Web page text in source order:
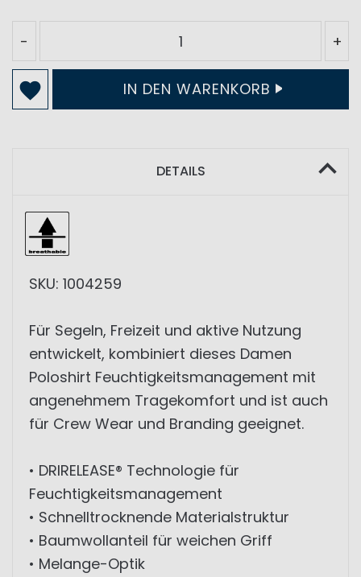
- +
IN DEN WARENKORB
DETAILS
SKU: 1004259
Für Segeln, Freizeit und aktive Nutzung
entwickelt, kombiniert dieses Damen
Poloshirt Feuchtigkeitsmanagement mit
angenehmem Tragekomfort und ist auch
für Crew Wear und Branding geeignet.
• DRIRELEASE® Technologie für
Feuchtigkeitsmanagement
• Schnelltrocknende Materialstruktur
• Baumwollanteil für weichen Griff
• Melange-Optik